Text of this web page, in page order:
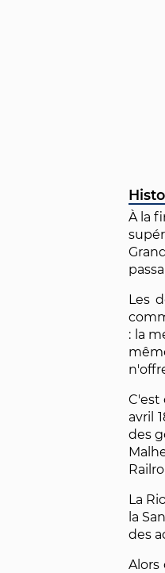
À la
Les
: la
C'est
avril
des
La
la
des
Alors